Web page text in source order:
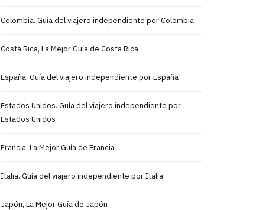
Colombia. Guía del viajero independiente por Colombia
Costa Rica, La Mejor Guía de Costa Rica
España. Guía del viajero independiente por España
Estados Unidos. Guía del viajero independiente por
Estados Unidos
Francia, La Mejor Guía de Francia
Italia. Guía del viajero independiente por Italia
Japón, La Mejor Guía de Japón